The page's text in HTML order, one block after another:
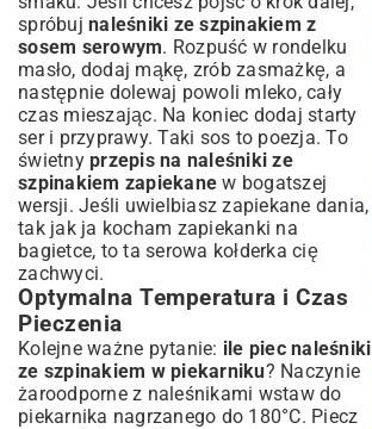
spróbuj naleśniki ze szpinakiem z
sosem serowym. Rozpuść w rondelku
masło, dodaj mąkę, zrób zasmażkę, a
następnie dolewaj powoli mleko, cały
czas mieszając. Na koniec dodaj starty
ser i przyprawy. Taki sos to poezja. To
świetny przepis na naleśniki ze
szpinakiem zapiekane w bogatszej
wersji. Jeśli uwielbiasz zapiekane dania,
tak jak ja kocham zapiekanki na
bagietce, to ta serowa kołderka cię
zachwyci.
Optymalna Temperatura i Czas
Pieczenia
Kolejne ważne pytanie: ile piec naleśniki
ze szpinakiem w piekarniku? Naczynie
żaroodporne z naleśnikami wstaw do
piekarnika nagrzanego do 180°C. Piecz